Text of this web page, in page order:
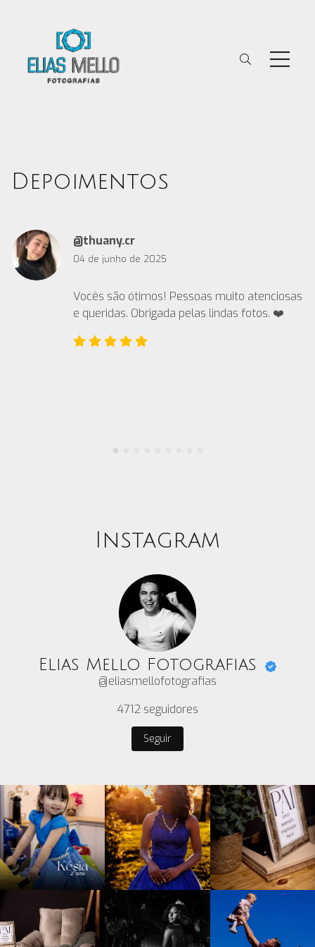
Depoimentos
@thuany.cr
04 de junho de 2025
Vocês são ótimos! Pessoas muito atenciosas
e queridas. Obrigada pelas lindas fotos. ❤️
Instagram
Elias Mello Fotografias
@eliasmellofotografias
4712 seguidores
Seguir